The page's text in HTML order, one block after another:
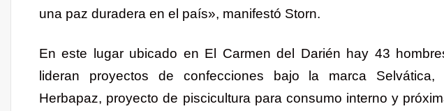
una paz duradera en el país», manifestó Storn.
En este lugar ubicado en El Carmen del Darién hay 43
lideran proyectos de confecciones bajo la marca Selvática,
Herbapaz, proyecto de piscicultura para consumo interno y